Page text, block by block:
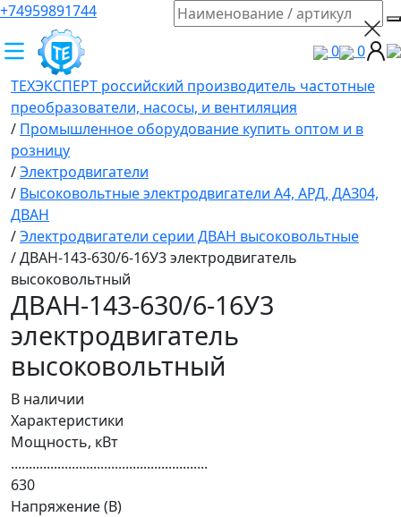
+74959891744
0
0
ТЕХЭКСПЕРТ российский производитель частотные
преобразователи, насосы, и вентиляция
/ Промышленное оборудование купить оптом и в
розницу
/Электродвигатели
/ Высоковольтные электродвигатели A4, АРД, ДАЗ04,
ДВАН
/Электродвигатели серии ДВАН высоковольтные
/ДВАН-143-630/6-16У3 электродвигатель
высоковольтный
ДВАН-143-630/6-16У3
электродвигатель
высоковольтный
В наличии
Характеристики
Мощность, кВт
.......................................................
630
Напряжение (В)